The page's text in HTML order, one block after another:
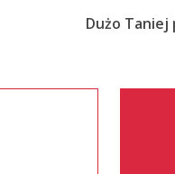
Dużo Taniej